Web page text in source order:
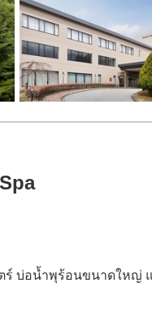
บ่อน้ำพุร้อนขนาดใหญ่